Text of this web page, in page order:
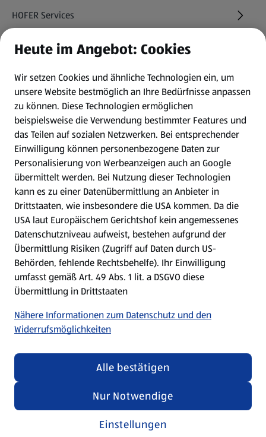
HOFER Services
Newsletter
WhatsApp
Gewinnspiele
Mein HOFER. Meine Einkäufe.
Meine Meinung. Mein HOFER.
Gutscheingroßbestellung
(öffnet in einem neuen Tab)
Folge uns hier:
Jetzt die HOFER App downloaden
Datenschutz- und Richtlinienmenü
Impressum
Security Policy
(öffnet in einem neuen Tab)
Heute im Angebot: Cookies
Wir setzen Cookies und ähnliche Technologien ein, um
unsere Website bestmöglich an Ihre Bedürfnisse anpassen
zu können. Diese Technologien ermöglichen
beispielsweise die Verwendung bestimmter Features und
das Teilen auf sozialen Netzwerken. Bei entsprechender
Einwilligung können personenbezogene Daten zur
Personalisierung von Werbeanzeigen auch an Google
übermittelt werden. Bei Nutzung dieser Technologien
kann es zu einer Datenübermittlung an Anbieter in
Drittstaaten, wie insbesondere die USA kommen. Da die
USA laut Europäischem Gerichtshof kein angemessenes
Datenschutzniveau aufweist, bestehen aufgrund der
Übermittlung Risiken (Zugriff auf Daten durch US-
Behörden, fehlende Rechtsbehelfe). Ihr Einwilligung
umfasst gemäß Art. 49 Abs. 1 lit. a DSGVO diese
Übermittlung in Drittstaaten
Nähere Informationen zum Datenschutz und den
Widerrufsmöglichkeiten
Einstellungen
Nur Notwendige
Alle bestätigen